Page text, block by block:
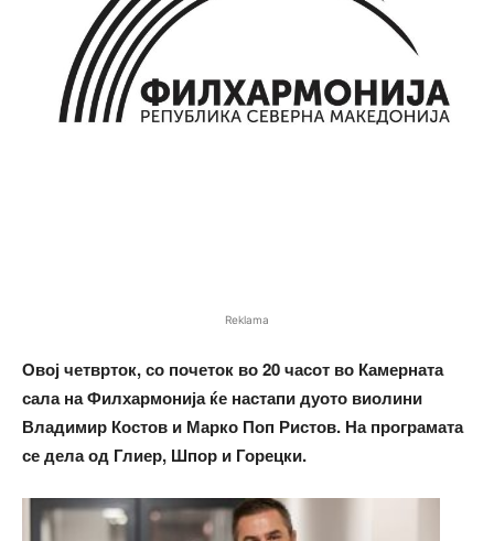
Reklama
Овој четврток, со почеток во 20 часот во Камерната
сала на Филхармонија ќе настапи дуото виолини
Владимир Костов и Марко Поп Ристов. На програмата
се дела од Глиер, Шпор и Горецки.